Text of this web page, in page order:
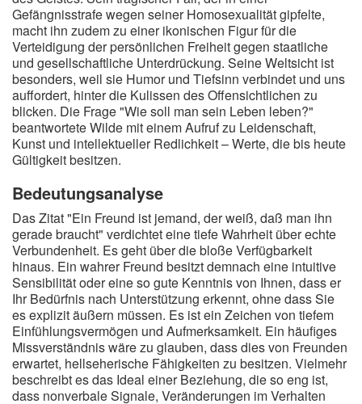
Gefängnisstrafe wegen seiner Homosexualität gipfelte,
macht ihn zudem zu einer ikonischen Figur für die
Verteidigung der persönlichen Freiheit gegen staatliche
und gesellschaftliche Unterdrückung. Seine Weltsicht ist
besonders, weil sie Humor und Tiefsinn verbindet und uns
auffordert, hinter die Kulissen des Offensichtlichen zu
blicken. Die Frage "Wie soll man sein Leben leben?"
beantwortete Wilde mit einem Aufruf zu Leidenschaft,
Kunst und intellektueller Redlichkeit – Werte, die bis heute
Gültigkeit besitzen.
Bedeutungsanalyse
Das Zitat "Ein Freund ist jemand, der weiß, daß man ihn
gerade braucht" verdichtet eine tiefe Wahrheit über echte
Verbundenheit. Es geht über die bloße Verfügbarkeit
hinaus. Ein wahrer Freund besitzt demnach eine intuitive
Sensibilität oder eine so gute Kenntnis von Ihnen, dass er
Ihr Bedürfnis nach Unterstützung erkennt, ohne dass Sie
es explizit äußern müssen. Es ist ein Zeichen von tiefem
Einfühlungsvermögen und Aufmerksamkeit. Ein häufiges
Missverständnis wäre zu glauben, dass dies von Freunden
erwartet, hellseherische Fähigkeiten zu besitzen. Vielmehr
beschreibt es das Ideal einer Beziehung, die so eng ist,
dass nonverbale Signale, Veränderungen im Verhalten